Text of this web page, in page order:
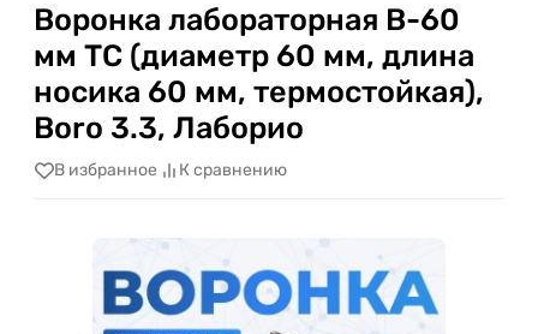
Воронка лабораторная В-60
мм ТС (диаметр 60 мм, длина
носика 60 мм, термостойкая),
Boro 3.3, Лаборио
В избранное К сравнению